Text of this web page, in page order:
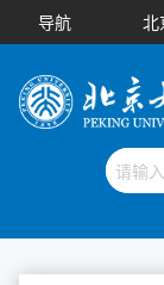
导航 北